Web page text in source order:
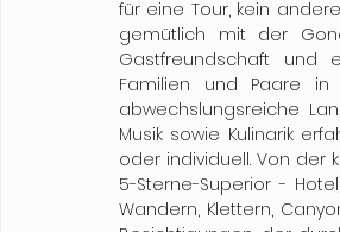
für eine Tour, kein
gemütlich mit der
Gastfreundschaft und
Familien und Paare in
abwechslungsreiche
Musik sowie Kulinarik
oder individuell. Von der
5-Sterne-Superior -
Wandern, Klettern,